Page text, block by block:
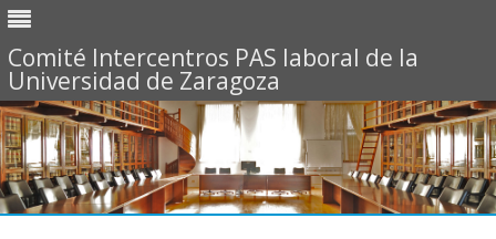
Comité Intercentros PAS laboral de la
Universidad de Zaragoza